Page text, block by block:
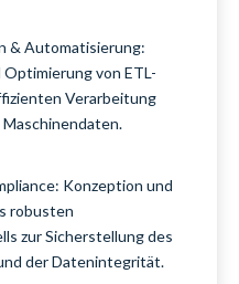
& Automatisierung:
von ETL-
Verarbeitung
Konzeption und
robusten
zur Sicherstellung des
der Datenintegrität.